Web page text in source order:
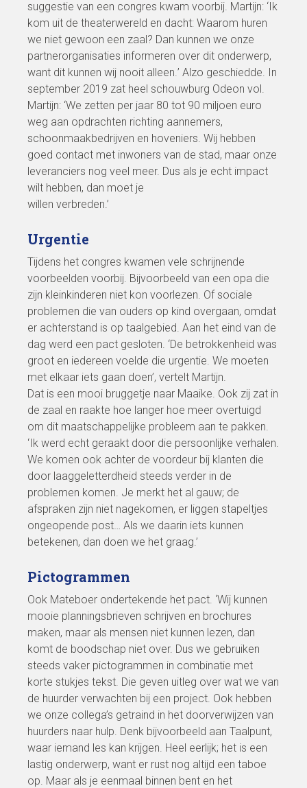
suggestie van een congres kwam voorbij. Martijn: ‘Ik
kom uit de theaterwereld en dacht: Waarom huren
we niet gewoon een zaal? Dan kunnen we onze
partnerorganisaties informeren over dit onderwerp,
want dit kunnen wij nooit alleen.’ Alzo geschiedde. In
september 2019 zat heel schouwburg Odeon vol.
Martijn: ‘We zetten per jaar 80 tot 90 miljoen euro
weg aan opdrachten richting aannemers,
schoonmaakbedrijven en hoveniers. Wij hebben
goed contact met inwoners van de stad, maar onze
leveranciers nog veel meer. Dus als je echt impact
wilt hebben, dan moet je
willen verbreden.’
Urgentie
Tijdens het congres kwamen vele schrijnende
voorbeelden voorbij. Bijvoorbeeld van een opa die
zijn kleinkinderen niet kon voorlezen. Of sociale
problemen die van ouders op kind overgaan, omdat
er achterstand is op taalgebied. Aan het eind van de
dag werd een pact gesloten. ‘De betrokkenheid was
groot en iedereen voelde die urgentie. We moeten
met elkaar iets gaan doen’, vertelt Martijn.
Dat is een mooi bruggetje naar Maaike. Ook zij zat in
de zaal en raakte hoe langer hoe meer overtuigd
om dit maatschappelijke probleem aan te pakken.
‘Ik werd echt geraakt door die persoonlijke verhalen.
We komen ook achter de voordeur bij klanten die
door laaggeletterdheid steeds verder in de
problemen komen. Je merkt het al gauw; de
afspraken zijn niet nagekomen, er liggen stapeltjes
ongeopende post… Als we daarin iets kunnen
betekenen, dan doen we het graag.’
Pictogrammen
Ook Mateboer ondertekende het pact. ‘Wij kunnen
mooie planningsbrieven schrijven en brochures
maken, maar als mensen niet kunnen lezen, dan
komt de boodschap niet over. Dus we gebruiken
steeds vaker pictogrammen in combinatie met
korte stukjes tekst. Die geven uitleg over wat we van
de huurder verwachten bij een project. Ook hebben
we onze collega’s getraind in het doorverwijzen van
huurders naar hulp. Denk bijvoorbeeld aan Taalpunt,
waar iemand les kan krijgen. Heel eerlijk; het is een
lastig onderwerp, want er rust nog altijd een taboe
op. Maar als je eenmaal binnen bent en het